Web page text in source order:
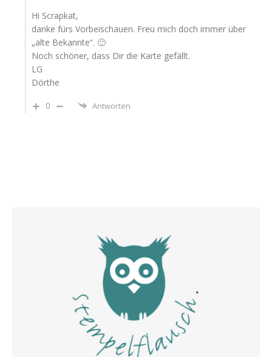
Hi Scrapkat,
danke fürs Vorbeischauen. Freu mich doch immer über
„alte Bekannte“. 🙂
Noch schöner, dass Dir die Karte gefällt.
LG
Dörthe
0
Antworten